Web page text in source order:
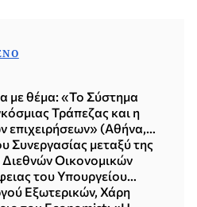
με θέμα: «Το Σύστημα
Τράπεζας και η
επιχειρήσεων» (Αθήνα,
Συνεργασίας μεταξύ της
Διεθνών Οικονομικών
του Υπουργείου
Δυτικής
Εξωτερικών, Χάρη